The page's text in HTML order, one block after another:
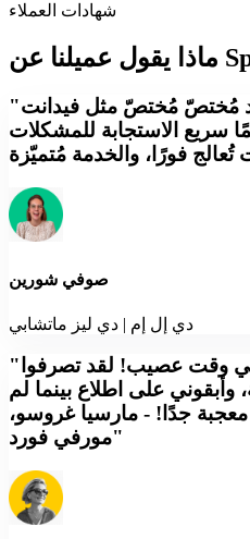
شهادات العملاء
"نحن نحب سباين! وجود مُختصّ مُختصّ مثل فيدانت
سريع الاستجابة للمشكلات
صوفي شورين
دي إل إم | دي ليز ماتشابي
"كان سباين نقطة تحول في وقت عصيب! لقد تصرفوا
على اطلاع بينما لم
معجبة جدًا! - مارسيا غروسو،
مورفي فورد"